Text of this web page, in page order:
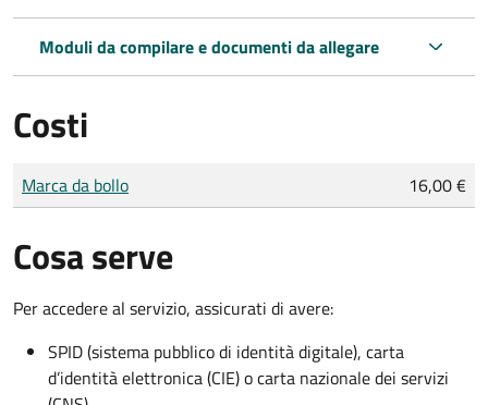
Moduli da compilare e documenti da allegare
Costi
Tipo di pagamento
Importo
Marca da bollo 16,00 €
Cosa serve
Per accedere al servizio, assicurati di avere:
SPID (sistema pubblico di identità digitale), carta
d’identità elettronica (CIE) o carta nazionale dei servizi